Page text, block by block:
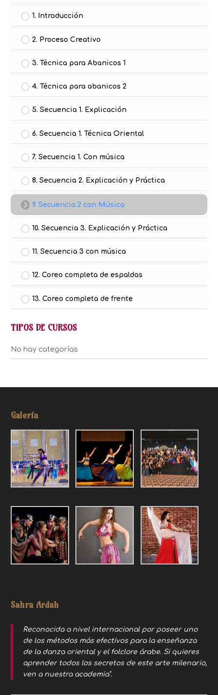
1. Introducción
2. Proceso Creativo
3. Técnica para Abanicos 1
4. Técnica para abanicos 2
5. Secuencia 1. Explicación
6. Secuencia 1. Técnica Oriental
7. Secuencia 1. Con música
8. Secuencia 2. Explicación y Práctica
9. Secuencia 2 con Música
10. Secuencia 3. Explicación y Práctica
11. Secuencia 3 con música
12. Coreo completa de espaldas
13. Coreo completa de frente
TIPOS DE CURSOS
No hay categorías
Galería
Sahra Ardah
Reconocida a nivel internacional por poseer uno
de los métodos más efectivos para la enseñanza
de la danza oriental y el folclore árabe. Si quieres
aprender todos los secretos de este arte milenario,
ven a nuestra academia".